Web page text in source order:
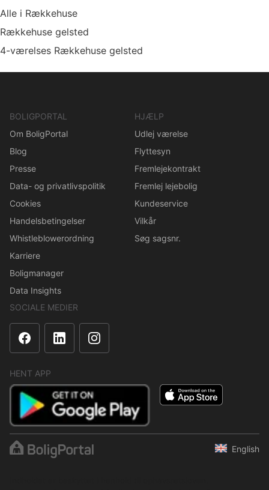
Alle i Rækkehuse
Rækkehuse gelsted
4-værelses Rækkehuse gelsted
BOLIGPORTAL
Om BoligPortal
Blog
Presse
Data- og privatlivspolitik
Cookies
Handelsbetingelser
Whistleblowerordning
Karriere
Boligmanager
Data Insights
HJÆLP
Udlej værelse
Flyttesyn
Fremlejekontrakt
Fremlej lejebolig
Kundeservice
Vilkår
Søg sagsnr.
SOCIALE MEDIER
HENT APP
English